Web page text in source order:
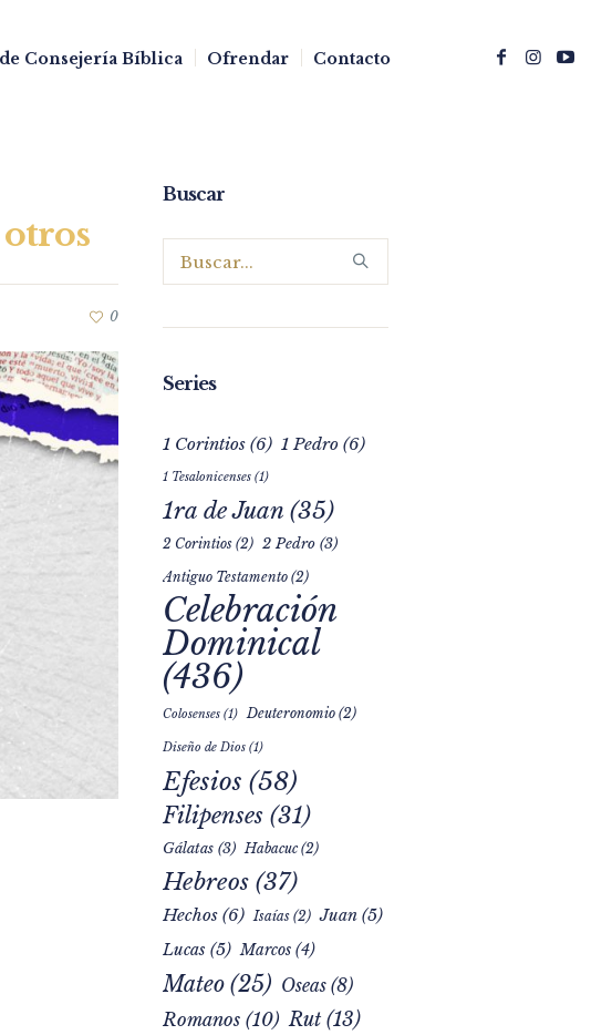
Consejería Bíblica Ofrendar Contacto
0
Buscar
Series
1 Corintios(6) 1 Pedro(6)
1 Tesalonicenses(1)
1ra de Juan(35)
2 Corintios(2) 2 Pedro(3)
Antiguo Testamento(2)
Celebración
Dominical
(436)
Colosenses(1) Deuteronomio(2)
Diseño de Dios(1)
Efesios (58)
Filipenses(31)
Gálatas(3) Habacuc(2)
Hebreos(37)
Hechos(6) Isaías(2) Juan(5)
Lucas (5) Marcos(4)
Mateo(25) Oseas(8)
Romanos(10) Rut(13)